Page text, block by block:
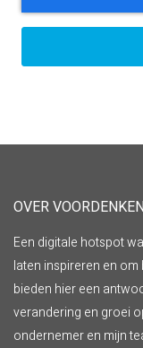
OVER
Een digitale hotspot
laten inspireren en
bieden hier een
verandering en groei
ondernemer en mijn